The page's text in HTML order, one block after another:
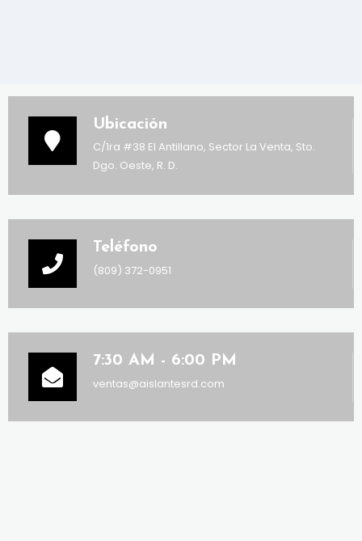
Ubicación
C/1ra #38 El Antillano, Sector La Venta, Sto.
Dgo. Oeste, R. D.
Teléfono
(809) 372-0951
7:30 AM - 6:00 PM
ventas@aislantesrd.com